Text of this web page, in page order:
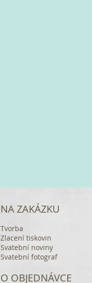
NA ZAKÁZKU
Tvorba
Zlacení tiskovin
Svatební noviny
Svatební fotograf
O OBJEDNÁVCE